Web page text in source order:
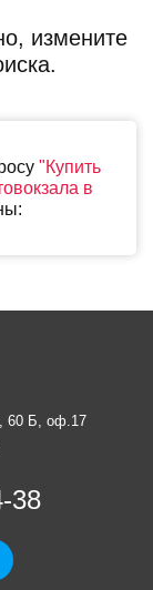
измените
"Купить
в
60 Б, оф.17
38